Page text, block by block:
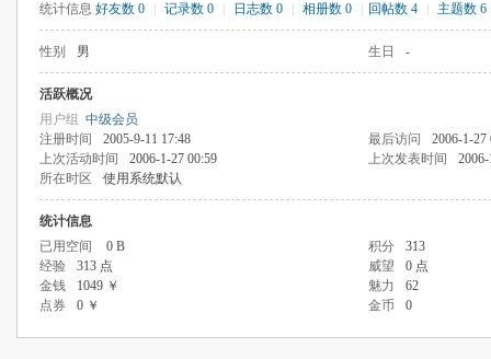
统计信息 好友数 0 记录数 0 日志数 0 相册数 0 回帖数 4 主题数 6
性别 男 生日 -
活跃概况
用户组 中级会员
注册时间
2005-9-11 17:48 最后访问
2006-1-27
上次活动时间
2006-1-27 00:59 上次发表时间
所在时区
使用系统默认
统计信息
已用空间
0 B 积分
313
经验
313 点 威望
0 点
金钱
1049 ￥ 魅力
62
点券
0 ￥ 金币 0